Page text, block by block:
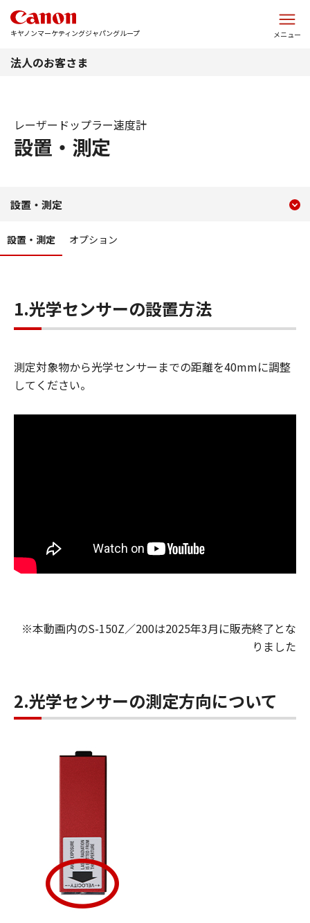
キヤノンマーケティングジャパングループ メニュー
法人のお客さま
設置・測定
レーザードップラー速度計
レーザードップラー速度
設置・測定
設置・測定 オプション
1.光学センサーの設置方法
測定対象物から光学センサーまでの距離を40mmに調整
してください。
※本動画内のS-150Z／200は2025年3月に販売終了とな
りました
2.光学センサーの測定方向について